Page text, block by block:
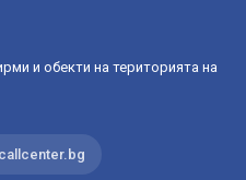
и обекти на територията на